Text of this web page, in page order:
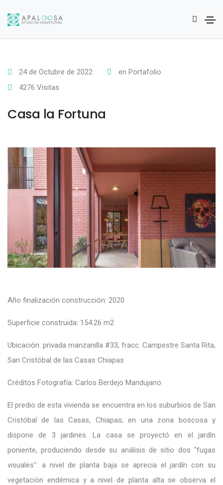
24 de Octubre de 2022
en Portafolio
4276 Visitas
Casa la Fortuna
Año finalización construcción: 2020
Superficie construida: 154.26 m2
Ubicación: privada manzanilla #33, fracc. Campestre Santa Rita,
San Cristóbal de las Casas Chiapas
Créditos Fotografía: Carlos Berdejo Mandujano
El predio de esta vivienda se encuentra en los suburbios de San
Cristóbal de las Casas, Chiapas; en una zona boscosa y
dispone de 3 jardines. La casa se proyectó en el jardín
poniente, produciendo desde su análisis de sitio dos "fugas
visuales": a nivel de planta baja se aprecia el jardín con su
vegetación endémica y a nivel de planta alta se observa el